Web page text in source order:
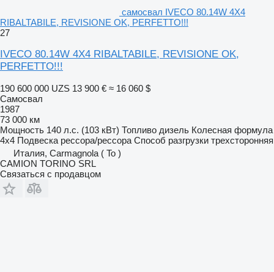
самосвал IVECO 80.14W 4X4
RIBALTABILE, REVISIONE OK, PERFETTO!!!
27
IVECO 80.14W 4X4 RIBALTABILE, REVISIONE OK,
PERFETTO!!!
190 600 000 UZS 13 900 € ≈ 16 060 $
Самосвал
1987
73 000 км
Мощность 140 л.с. (103 кВт) Топливо дизель Колесная формула
4x4 Подвеска рессора/рессора Способ разгрузки трехсторонняя
Италия, Carmagnola ( To )
CAMION TORINO SRL
Связаться с продавцом